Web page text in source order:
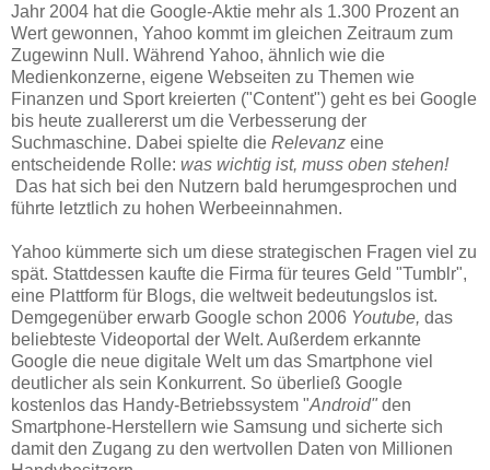
Jahr 2004 hat die Google-Aktie mehr als 1.300 Prozent an
Wert gewonnen, Yahoo kommt im gleichen Zeitraum zum
Zugewinn Null. Während Yahoo, ähnlich wie die
Medienkonzerne, eigene Webseiten zu Themen wie
Finanzen und Sport kreierten ("Content") geht es bei Google
bis heute zuallererst um die Verbesserung der
Suchmaschine. Dabei spielte die Relevanz eine
entscheidende Rolle: was wichtig ist, muss oben stehen!
Das hat sich bei den Nutzern bald herumgesprochen und
führte letztlich zu hohen Werbeeinnahmen.
Yahoo kümmerte sich um diese strategischen Fragen viel zu
spät. Stattdessen kaufte die Firma für teures Geld "Tumblr",
eine Plattform für Blogs, die weltweit bedeutungslos ist.
Demgegenüber erwarb Google schon 2006 Youtube, das
beliebteste Videoportal der Welt. Außerdem erkannte
Google die neue digitale Welt um das Smartphone viel
deutlicher als sein Konkurrent. So überließ Google
kostenlos das Handy-Betriebssystem "Android" den
Smartphone-Herstellern wie Samsung und sicherte sich
damit den Zugang zu den wertvollen Daten von Millionen